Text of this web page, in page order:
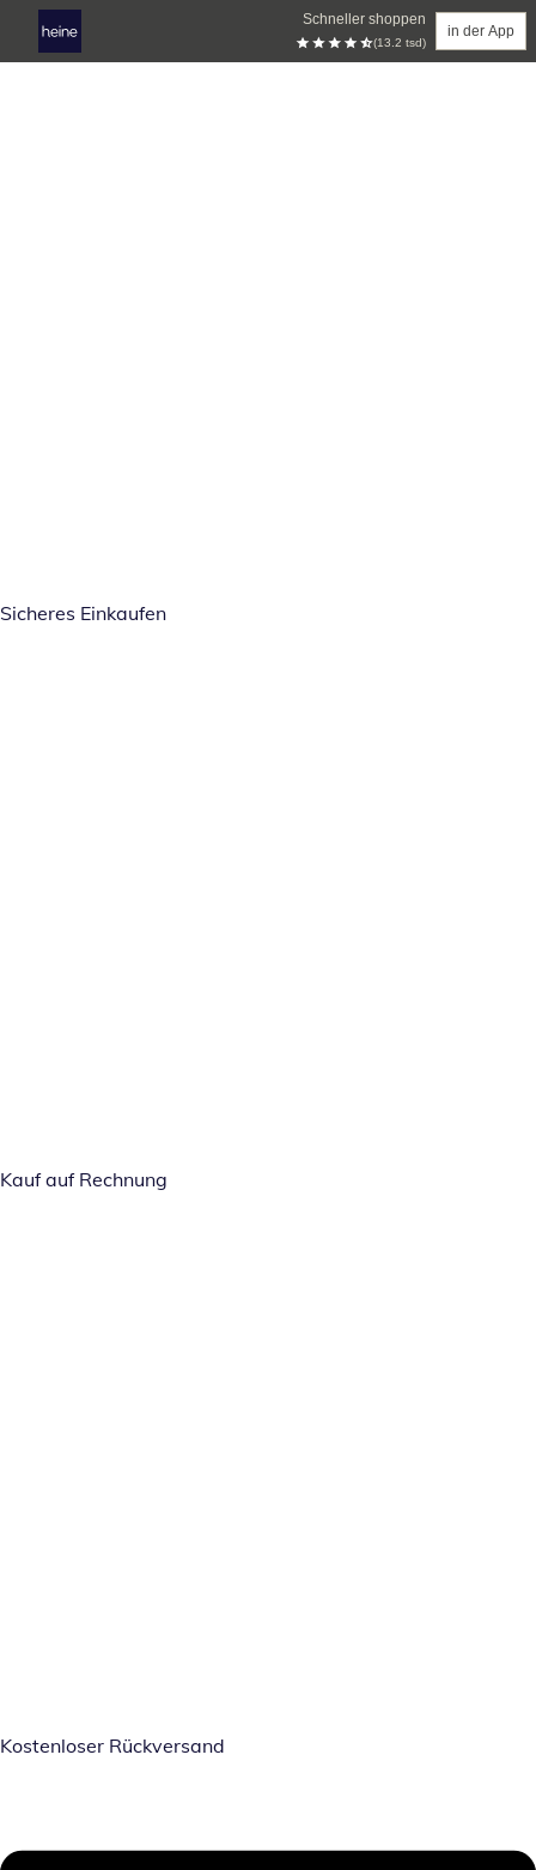
Schneller shoppen
(13.2 tsd)
in der App
Sicheres Einkaufen
Kauf auf Rechnung
Kostenloser Rückversand